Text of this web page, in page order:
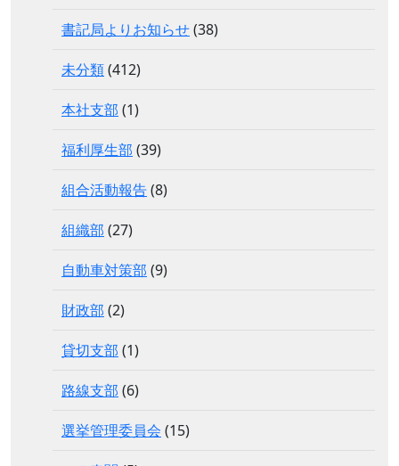
書記局よりお知らせ(38)
未分類(412)
本社支部 (1)
福利厚生部 (39)
組合活動報告(8)
組織部 (27)
自動車対策部 (9)
財政部 (2)
貸切支部 (1)
路線支部 (6)
選挙管理委員会 (15)